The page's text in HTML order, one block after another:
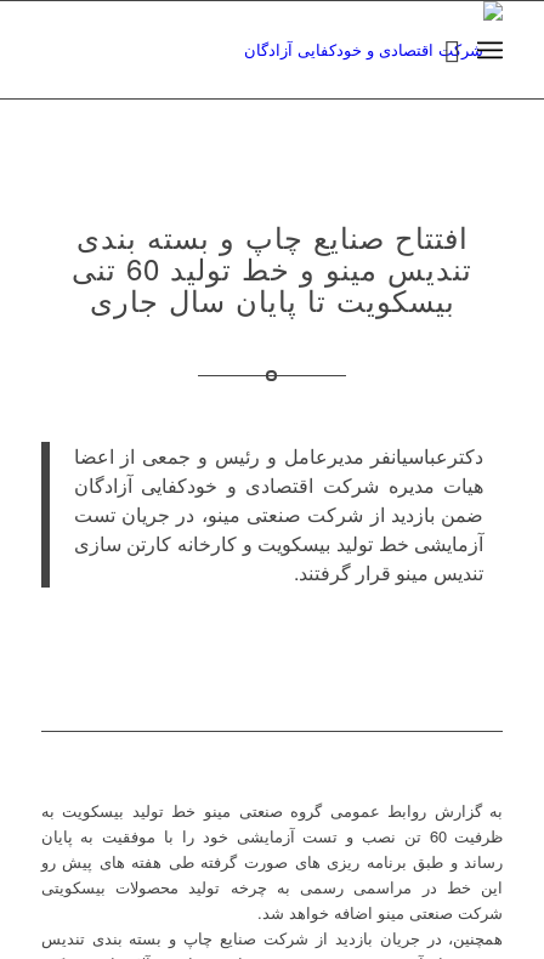
افتتاح صنایع چاپ و بسته بندی
تندیس مینو و خط تولید 60 تنی
بیسکویت تا پایان سال جاری
دکترعباسیانفر مدیرعامل و رئیس و جمعی از اعضا
هیات مدیره شرکت اقتصادی و خودکفایی آزادگان
ضمن بازدید از شرکت صنعتی مینو، در جریان تست
آزمایشی خط تولید بیسکویت و کارخانه کارتن سازی
تندیس مینو قرار گرفتند.
به گزارش روابط عمومی گروه صنعتی مینو خط تولید بیسکویت به
ظرفیت 60 تن نصب و تست آزمایشی خود را با موفقیت به پایان
رساند و طبق برنامه ریزی های صورت گرفته طی هفته های پیش رو
این خط در مراسمی رسمی به چرخه تولید محصولات بیسکویتی
شرکت صنعتی مینو اضافه خواهد شد.
همچنین، در جریان بازدید از شرکت صنایع چاپ و بسته بندی تندیس